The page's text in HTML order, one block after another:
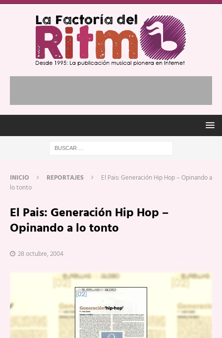
INICIO REPORTAJES
El Pais: Generación Hip Hop – Opinando a
lo tonto
El Pais: Generación Hip Hop –
Opinando a lo tonto
28 octubre, 2004